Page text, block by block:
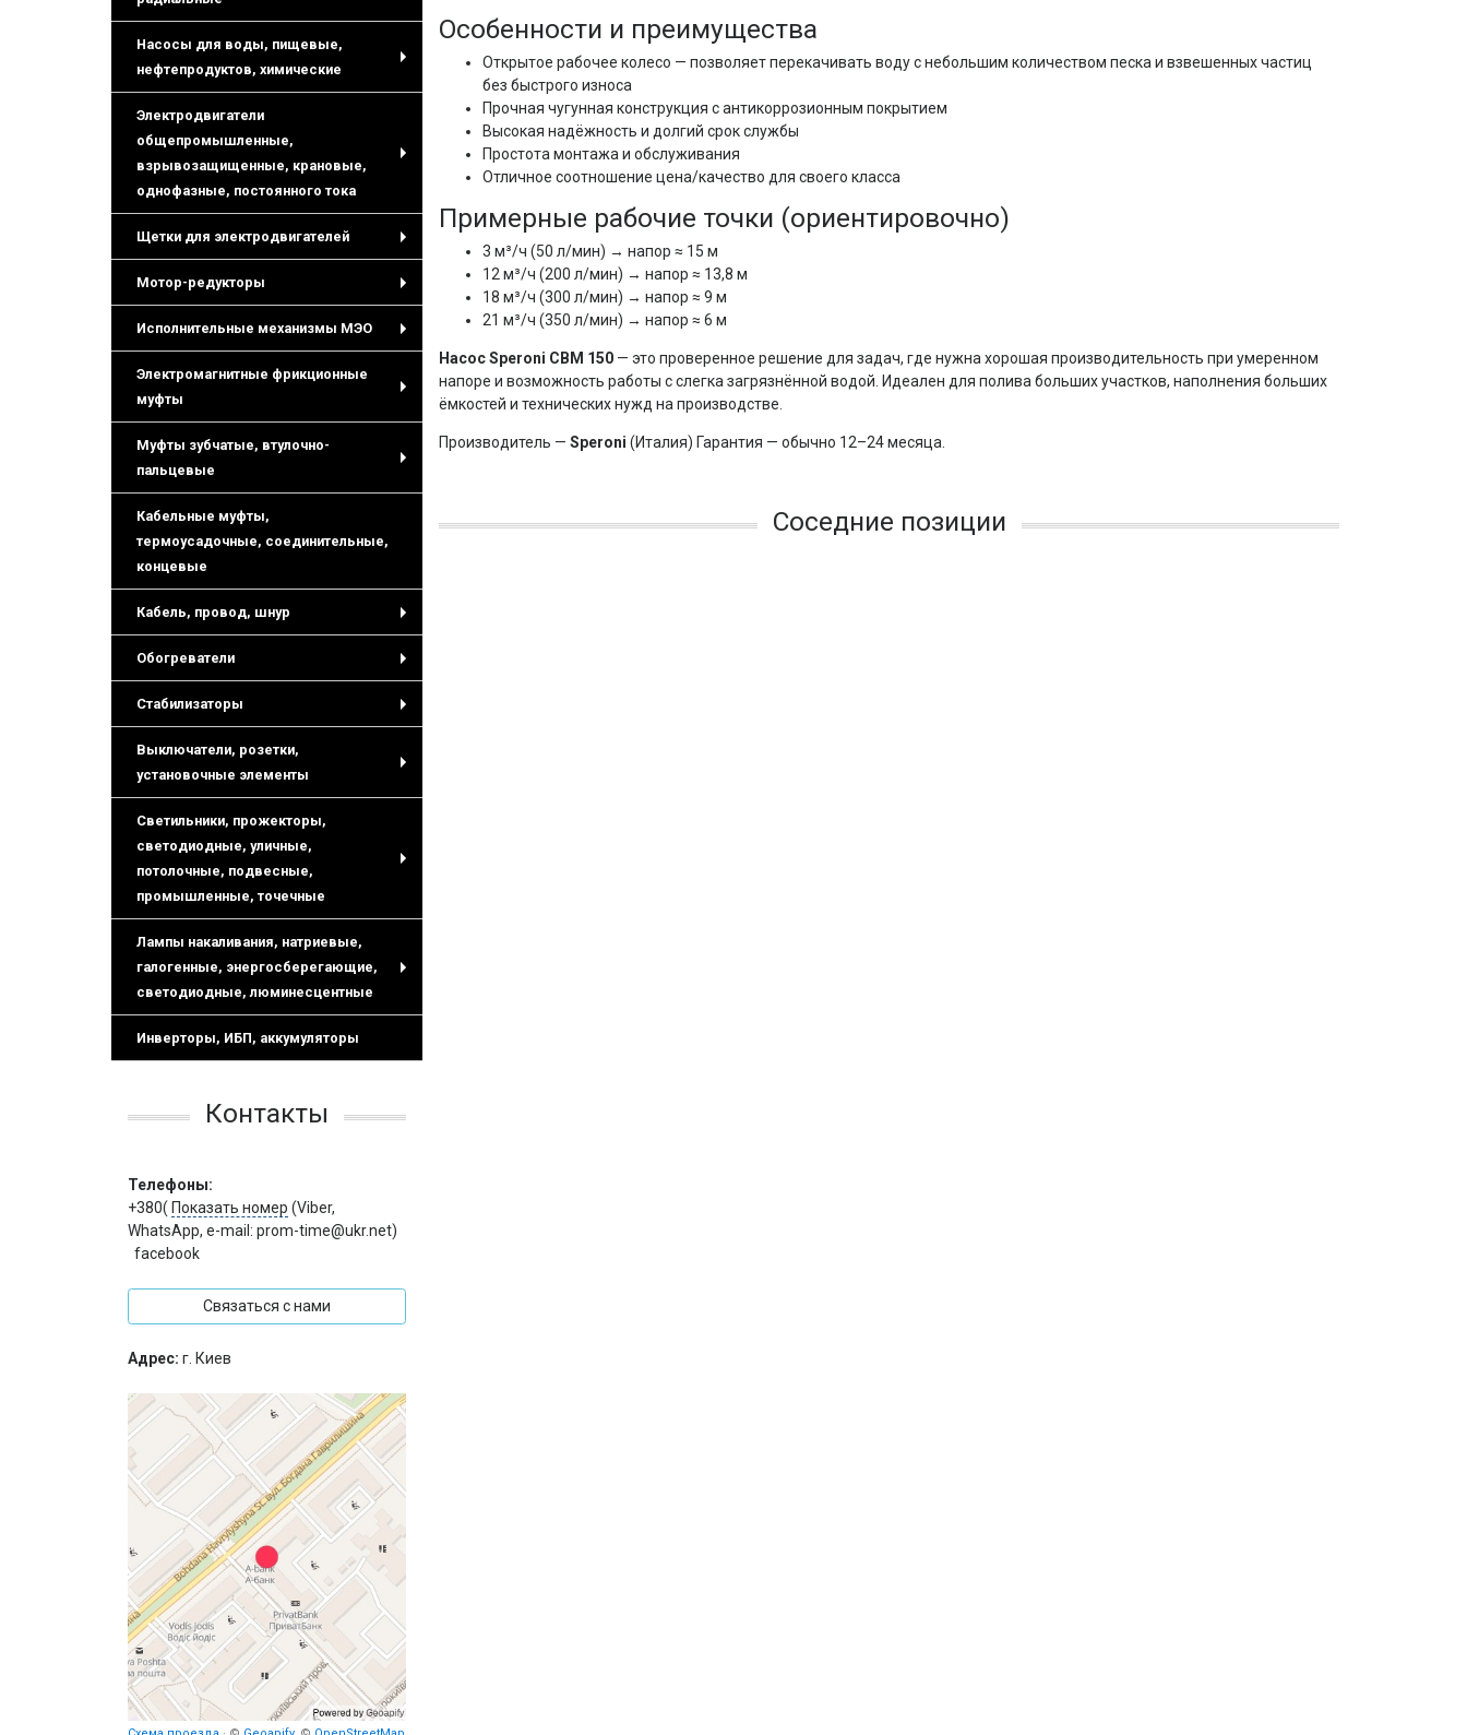
Насосы для воды, пищевые,
нефтепродуктов, химические
Электродвигатели
общепромышленные,
взрывозащищенные, крановые,
однофазные, постоянного тока
Щетки для электродвигателей
Мотор-редукторы
Исполнительные механизмы МЭО
Электромагнитные фрикционные
муфты
Муфты зубчатые, втулочно-
пальцевые
Кабельные муфты,
термоусадочные, соединительные,
концевые
Кабель, провод, шнур
Обогреватели
Стабилизаторы
Выключатели, розетки,
установочные элементы
Светильники, прожекторы,
светодиодные, уличные,
потолочные, подвесные,
промышленные, точечные
Лампы накаливания, натриевые,
галогенные, энергосберегающие,
светодиодные, люминесцентные
Инверторы, ИБП, аккумуляторы
Контакты
Телефоны:
+380( Показать номер (Viber,
WhatsApp, e-mail: prom-time@ukr.net)
facebook
Связаться с нами
Адрес: г. Киев
Особенности и преимущества
Открытое рабочее колесо — позволяет перекачивать воду с небольшим количеством песка и взвешенных частиц
без быстрого износа
Прочная чугунная конструкция с антикоррозионным покрытием
Высокая надёжность и долгий срок службы
Простота монтажа и обслуживания
Отличное соотношение цена/качество для своего класса
Примерные рабочие точки (ориентировочно)
3 м³/ч (50 л/мин) → напор ≈ 15 м
12 м³/ч (200 л/мин) → напор ≈ 13,8 м
18 м³/ч (300 л/мин) → напор ≈ 9 м
21 м³/ч (350 л/мин) → напор ≈ 6 м
Насос Speroni CBM 150 — это проверенное решение для задач, где нужна хорошая производительность при умеренном
напоре и возможность работы с слегка загрязнённой водой. Идеален для полива больших участков, наполнения больших
ёмкостей и технических нужд на производстве.
Производитель — Speroni (Италия) Гарантия — обычно 12–24 месяца.
Соседние позиции